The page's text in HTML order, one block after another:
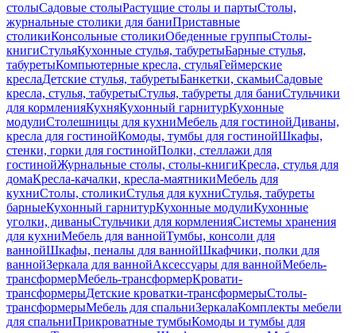
столыСадовые столыРастущие столы и партыСтолы,
журнальные столики для баниПриставные
столикиКонсольные столикиОбеденные группыСтолы-
книгиСтульяКухонные стулья, табуретыБарные стулья,
табуретыКомпьютерные кресла, стульяГеймерские
креслаДетские стулья, табуретыБанкетки, скамьиСадовые
кресла, стулья, табуретыСтулья, табуреты для баниСтульчики
для кормленияКухняКухонный гарнитурКухонные
модулиСтолешницы для кухниМебель для гостинойДиваны,
кресла для гостинойКомоды, тумбы для гостинойШкафы,
стенки, горки для гостинойПолки, стеллажи для
гостинойЖурнальные столы, столы-книгиКресла, стулья для
домаКресла-качалки, кресла-маятникиМебель для
кухниСтолы, столикиСтулья для кухниСтулья, табуреты
барныеКухонный гарнитурКухонные модулиКухонные
уголки, диваныСтульчики для кормленияСистемы хранения
для кухниМебель для ваннойТумбы, консоли для
ваннойШкафы, пеналы для ваннойШкафчики, полки для
ваннойЗеркала для ваннойАксессуары для ваннойМебель-
трансформерМебель-трансформерКровати-
трансформерыДетские кроватки-трансформерыСтолы-
трансформерыМебель для спальниЗеркалаКомплекты мебели
для спальниПрикроватные тумбыКомоды и тумбы для